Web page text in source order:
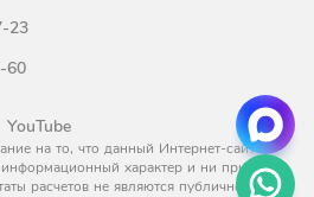
23
60
YouTube
на то, что данный Интернет-сайт
характер и ни при
расчетов не являются публичной